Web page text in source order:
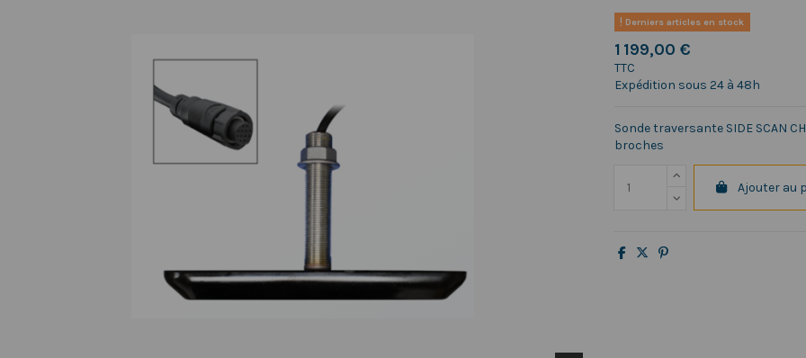
Derniers articles en stock
1 199,00 €
TTC
Expédition sous 24 à 48h
Sonde traversante SIDE SCAN
broches
Ajouter au